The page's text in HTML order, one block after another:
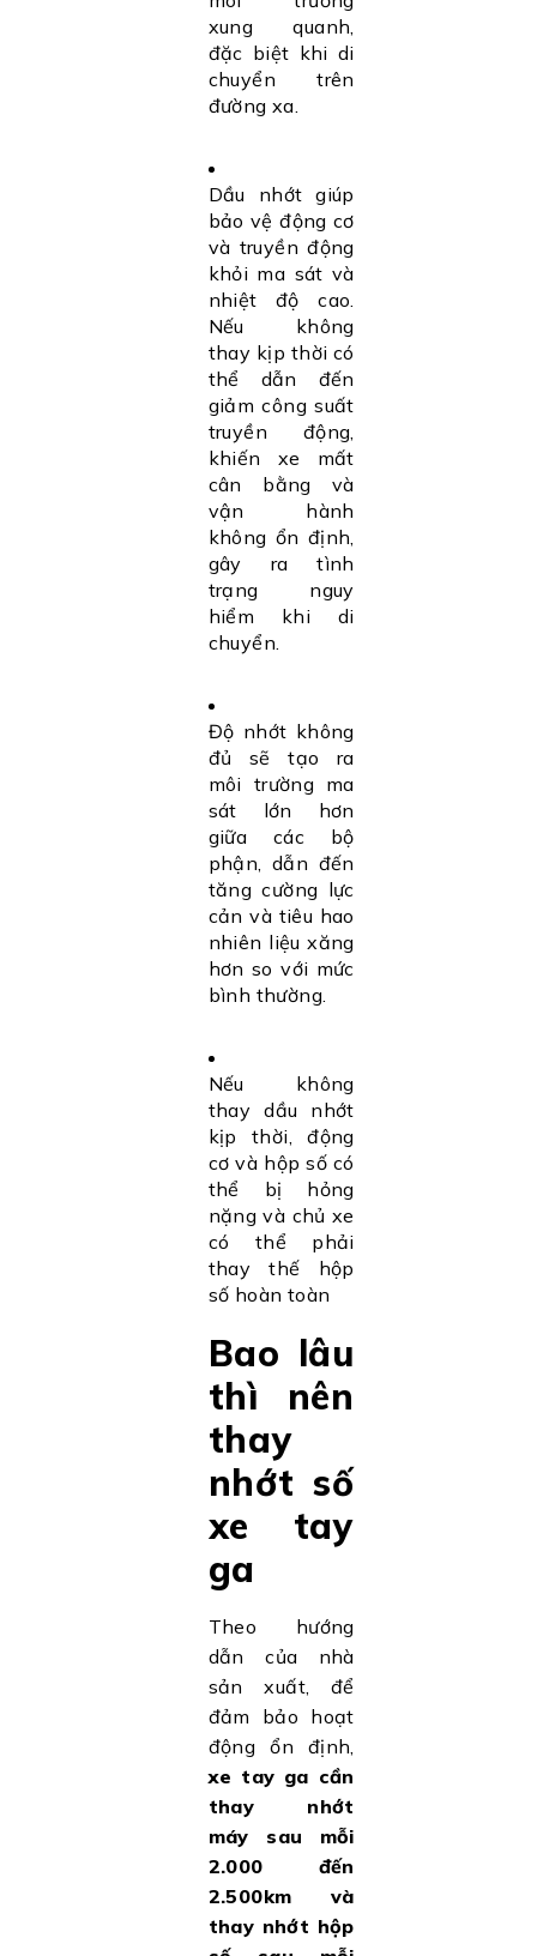
xung quanh,
đặc biệt khi di
chuyển trên
đường xa.
Dầu nhớt giúp
bảo vệ động cơ
và truyền động
khỏi ma sát và
nhiệt độ cao.
Nếu không
thay kịp thời có
thể dẫn đến
giảm công suất
truyền động,
khiến xe mất
cân bằng và
vận hành
không ổn định,
gây ra tình
trạng nguy
hiểm khi di
chuyển.
Độ nhớt không
đủ sẽ tạo ra
môi trường ma
sát lớn hơn
giữa các bộ
phận, dẫn đến
tăng cường lực
cản và tiêu hao
nhiên liệu xăng
hơn so với mức
bình thường.
Nếu không
thay dầu nhớt
kịp thời, động
cơ và hộp số có
thể bị hỏng
nặng và chủ xe
có thể phải
thay thế hộp
số hoàn toàn
Bao lâu
thì nên
thay
nhớt số
xe tay
ga
Theo hướng
dẫn của nhà
sản xuất, để
đảm bảo hoạt
động ổn định,
xe tay ga cần
thay nhớt
máy sau mỗi
2.000 đến
2.500km và
thay nhớt hộp